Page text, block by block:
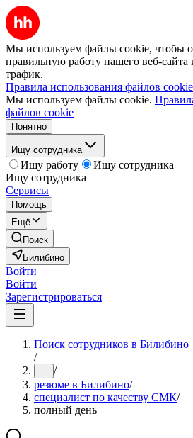
Мы используем файлы cookie, чтобы
правильную работу нашего веб-сайта
трафик.
Правила использования файлов cookie
Мы используем файлы cookie.
файлов cookie
Понятно
Ищу сотрудника
Ищу работу
Ищу сотрудника
Ищу сотрудника
Сервисы
Помощь
Ещё
Поиск
Билибино
Войти
Войти
Зарегистрироваться
Поиск сотрудников в Билибино
/
... /
резюме в Билибино/
специалист по качеству СМК/
полный день